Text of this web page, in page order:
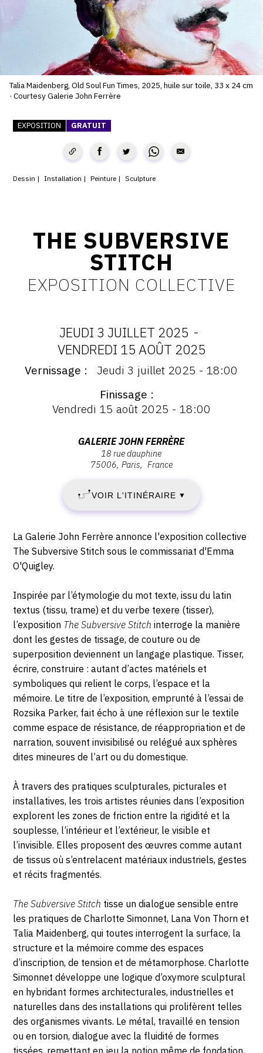
SERVICES
CRÉER SON CATALOGUE RAISONNÉ
ABONNEMENTS DÉDIÉS AUX GALERISTES
CRÉER SON SITE ARTISTE
PUBLIER SES EXPOSITIONS
DEVENIR CONTRIBUTEUR
L'ÉQUIPE OAM
À PROPOS D'OAM
CONTACT
CGV
SUIVEZ-NOUS
INSTAGRAM
TWITTER
PINTEREST
Talia Maidenberg, Old Soul Fun Times, 2025, huile sur toile, 33 x 24 cm
· Courtesy Galerie John Ferrère
EXPOSITION GRATUIT
Dessin Installation Peinture Sculpture
THE SUBVERSIVE
STITCH
EXPOSITION COLLECTIVE
DATES
:
JEUDI
JUILLET
-
VENDREDI
15
2025
JEUDI 3 JUILLET 2025 -
VENDREDI 15 AOÛT 2025
Vernissage
Vernissage
Jeudi 3 juillet 2025 - 18:00
Finissage
Vendredi 15 août 2025 - 18:00
rue
Dauphine,
75006
Paris
GALERIE JOHN FERRÈRE
18 rue dauphine
75006 Paris France
VOIR L'ITINÉRAIRE ▼
Description,
horaires...
La Galerie John Ferrère annonce l'exposition collective
The Subversive Stitch sous le commissariat d'Emma
O'Quigley.
Inspirée par l’étymologie du mot texte, issu du latin
textus (tissu, trame) et du verbe texere (tisser),
l’exposition The Subversive Stitch interroge la manière
dont les gestes de tissage, de couture ou de
superposition deviennent un langage plastique. Tisser,
écrire, construire : autant d’actes matériels et
symboliques qui relient le corps, l’espace et la
mémoire. Le titre de l’exposition, emprunté à l’essai de
Rozsika Parker, fait écho à une réflexion sur le textile
comme espace de résistance, de réappropriation et de
narration, souvent invisibilisé ou relégué aux sphères
dites mineures de l’art ou du domestique.
À travers des pratiques sculpturales, picturales et
installatives, les trois artistes réunies dans l’exposition
explorent les zones de friction entre la rigidité et la
souplesse, l’intérieur et l’extérieur, le visible et
l’invisible. Elles proposent des œuvres comme autant
de tissus où s’entrelacent matériaux industriels, gestes
et récits fragmentés.
The Subversive Stitch tisse un dialogue sensible entre
les pratiques de Charlotte Simonnet, Lana Von Thorn et
Talia Maidenberg, qui toutes interrogent la surface, la
structure et la mémoire comme des espaces
d’inscription, de tension et de métamorphose. Charlotte
Simonnet développe une logique d’oxymore sculptural
en hybridant formes architecturales, industrielles et
naturelles dans des installations qui prolifèrent telles
des organismes vivants. Le métal, travaillé en tension
ou en torsion, dialogue avec la fluidité de formes